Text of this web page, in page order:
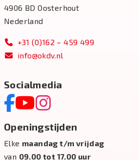
4906 BD Oosterhout
Nederland
+31 (0)162 – 459 499
info@okdv.nl
Socialmedia
Openingstijden
Elke maandag t/m vrijdag
van 09.00 tot 17.00 uur